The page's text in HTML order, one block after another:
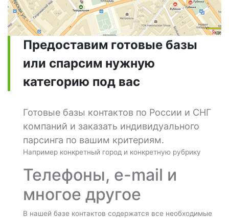
Предоставим готовые базы
или спарсим нужную
категорию под вас
Готовые базы контактов по России и СНГ
компаний и заказать индивидуального
парсинга по вашим критериям.
Например конкретный город и конкретную рубрику
Телефоны, e-mail и
многое другое
В нашей базе контактов содержатся все необходимые